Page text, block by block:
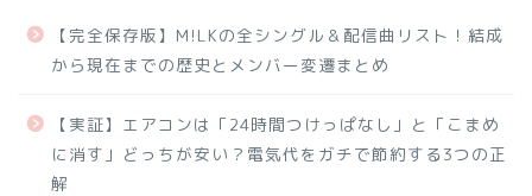
【完全保存版】M!LKの全シングル＆配信曲リスト！結成
から現在までの歴史とメンバー変遷まとめ
【実証】エアコンは「24時間つけっぱなし」と「こまめ
に消す」どっちが安い？電気代をガチで節約する3つの正
解